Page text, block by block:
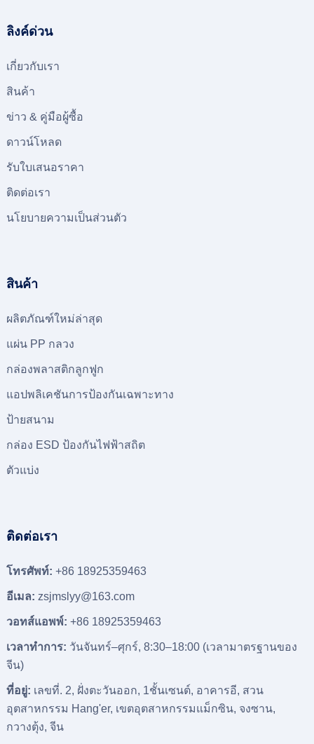
ลิงค์ด่วน
เกี่ยวกับเรา
สินค้า
ข่าว & คู่มือผู้ซื้อ
ดาวน์โหลด
รับใบเสนอราคา
ติดต่อเรา
นโยบายความเป็นส่วนตัว
สินค้า
ผลิตภัณฑ์ใหม่ล่าสุด
แผ่น PP กลวง
กล่องพลาสติกลูกฟูก
แอปพลิเคชันการป้องกันเฉพาะทาง
ป้ายสนาม
กล่อง ESD ป้องกันไฟฟ้าสถิต
ตัวแบ่ง
ติดต่อเรา
โทรศัพท์: +86 18925359463
อีเมล: zsjmslyy@163.com
วอทส์แอพพ์: +86 18925359463
เวลาทำการ: วันจันทร์–ศุกร์, 8:30–18:00 (เวลามาตรฐานของ
จีน)
ที่อยู่: เลขที่. 2, ฝั่งตะวันออก, 1ชั้นเซนต์, อาคารอี, สวน
อุตสาหกรรม Hang'er, เขตอุตสาหกรรมแม็กซิน, จงซาน,
กวางตุ้ง, จีน